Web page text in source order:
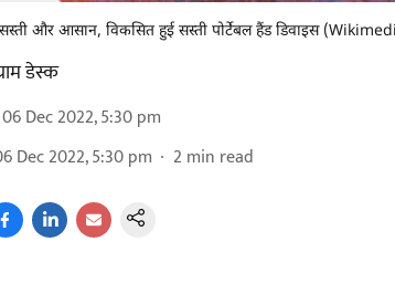
और आसान, विकसित हुई सस्ती पोर्टेबल हैंड डिवाइस
डेस्क
06 Dec 2022, 5:30 pm
Dec 2022, 5:30 pm 2 min read